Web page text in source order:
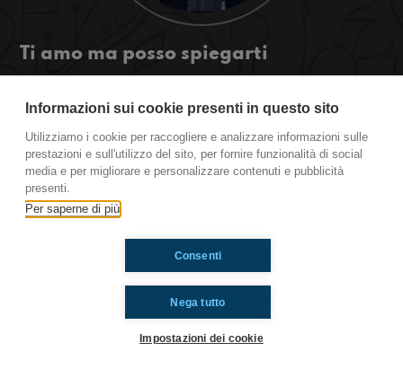
Ti amo ma posso spiegarti
ha fatto della sua passione un lavoro! Dal nostro
anche noi la poesia!
Ti è piaciuto? Condividilo!
Informazioni sui cookie presenti in questo sito
Utilizziamo i cookie per raccogliere e analizzare informazioni sulle
prestazioni e sull'utilizzo del sito, per fornire funzionalità di social
media e per migliorare e personalizzare contenuti e pubblicità
presenti.
Per saperne di più
Nega tutto
Consenti
Impostazioni dei cookie